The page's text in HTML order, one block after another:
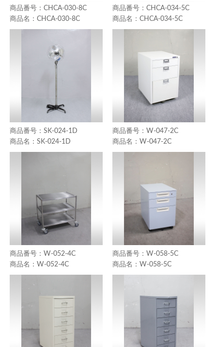
CHCA-030-8C
CHCA-030-8C
CHCA-034-5C
CHCA-034-5C
SK-024-1D
SK-024-1D
W-047-2C
W-047-2C
W-052-4C
W-052-4C
W-058-5C
W-058-5C